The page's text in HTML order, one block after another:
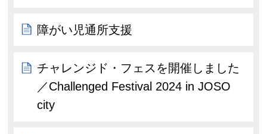
障がい児通所支援
チャレンジド・フェスを開催しました
／Challenged Festival 2024 in JOSO
city